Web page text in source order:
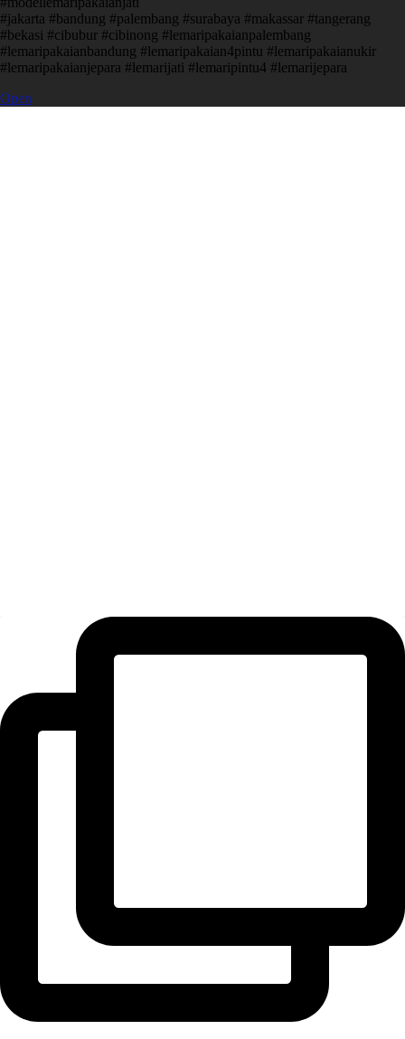
#jakarta #bandung #palembang #surabaya #makassar #tangerang
#bekasi #cibubur #cibinong #lemaripakaianpalembang
#lemaripakaianbandung #lemaripakaian4pintu #lemaripakaianukir
#lemaripakaianjepara #lemarijati #lemaripintu4 #lemarijepara
Open